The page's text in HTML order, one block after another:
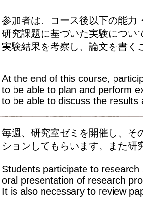
参加者は、コース後以下の能力
研究課題に基づいた実験につい
実験結果を考察し、論文を書く
At the end of this course,
to be able to plan and perform
to be able to discuss the results
毎週、研究室ゼミを開催し、そ
ションしてもらいます。また研
Students participate to
oral presentation of research
It is also necessary to review